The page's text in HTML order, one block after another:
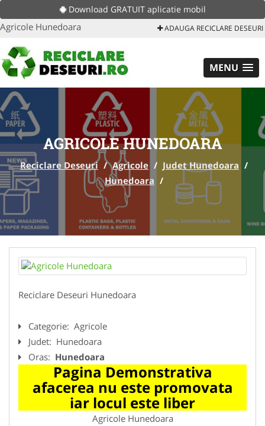
Download GRATUIT aplicatie mobil
Agricole Hunedoara ADAUGA RECICLARE DESEURI
MENU
AGRICOLE HUNEDOARA
Reciclare Deseuri / Agricole / Judet Hunedoara /
Hunedoara /
Reciclare Deseuri Hunedoara
Categorie: Agricole
Judet: Hunedoara
Oras: Hunedoara
Pagina Demonstrativa
afacerea nu este promovata
iar locul este liber
Agricole Hunedoara